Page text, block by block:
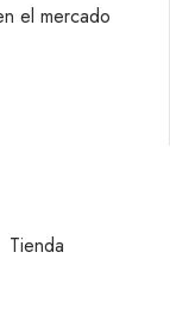
el mercado
Tienda